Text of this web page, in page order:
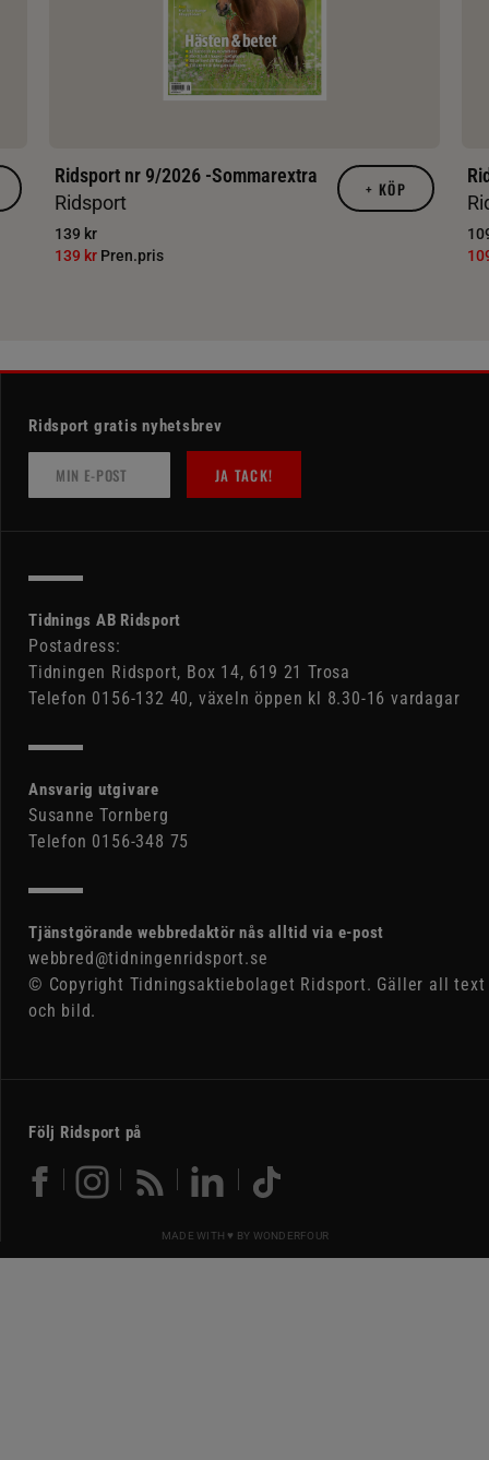
Ridsport nr 9/2026 -Sommarextra
Ridsport
139 kr
139 kr Pren.pris
+ KÖP
Ridsport gratis nyhetsbrev
JA TACK!
Tidnings AB Ridsport
Postadress:
Tidningen Ridsport, Box 14, 619 21 Trosa
Telefon 0156-132 40, växeln öppen kl 8.30-16 vardagar
Ansvarig utgivare
Susanne Tornberg
Telefon 0156-348 75
Tjänstgörande webbredaktör nås alltid via e-post
webbred@tidningenridsport.se
© Copyright Tidningsaktiebolaget Ridsport. Gäller all text
och bild.
Följ Ridsport på
MADE WITH ♥ BY WONDERFOUR